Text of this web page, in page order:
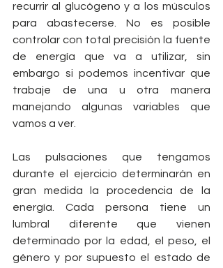
recurrir al glucógeno y a los músculos
para abastecerse. No es posible
controlar con total precisión la fuente
de energía que va a utilizar, sin
embargo si podemos incentivar que
trabaje de una u otra manera
manejando algunas variables que
vamos a ver.
Las pulsaciones que tengamos
durante el ejercicio determinarán en
gran medida la procedencia de la
energía. Cada persona tiene un
lumbral diferente que vienen
determinado por la edad, el peso, el
género y por supuesto el estado de